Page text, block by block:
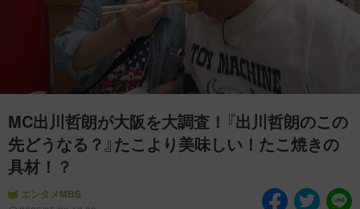
サタプラ ～気になる情
報をちょこっとプラス～
所さんお届けモノです！
の気になるトコロ
推しといつまでも 月曜の蛙、大海を知る。
マニアックでメカニカル
そしてＭＢＳ的なＭなス
ポーツ
何が起こるかホンマにわ
からん！？「ごぶごぶ」の
トリセツ
レストランだけじゃない
MC出川哲朗が大阪を大調査！『出川哲朗のこの
先どうなる？』たこより美味しい！たこ焼きの
具材！？
エンタメMBS